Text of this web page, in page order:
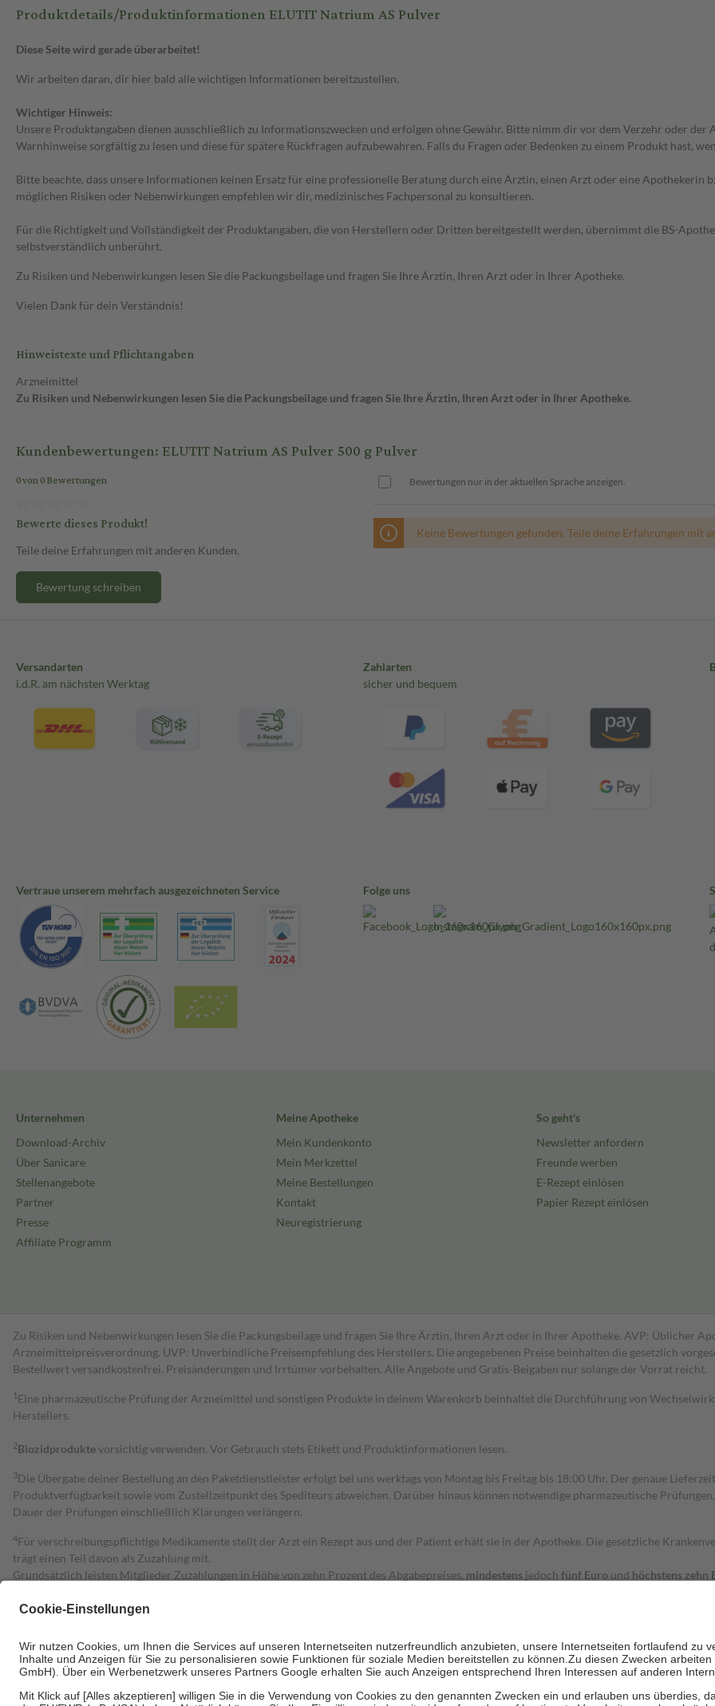
Produktdetails/Produktinformationen ELUTIT Natrium AS Pulver
Diese Seite wird gerade überarbeitet!
Wir arbeiten daran, dir hier bald alle wichtigen Informationen bereitzustellen.
Wichtiger Hinweis:
Unsere Produktangaben dienen ausschließlich zu Informationszwecken und erfolgen ohne Gewähr. Bitte nimm dir vor dem Verzehr oder
Warnhinweise sorgfältig zu lesen und diese für spätere Rückfragen aufzubewahren. Falls du Fragen oder Bedenken zu einem Produkt hast,
Bitte beachte, dass unsere Informationen keinen Ersatz für eine professionelle Beratung durch eine Ärztin, einen Arzt oder eine Apothekerin
möglichen Risiken oder Nebenwirkungen empfehlen wir dir, medizinisches Fachpersonal zu konsultieren.
Für die Richtigkeit und Vollständigkeit der Produktangaben, die von Herstellern oder Dritten bereitgestellt werden, übernimmt die BS-
selbstverständlich unberührt.
Zu Risiken und Nebenwirkungen lesen Sie die Packungsbeilage und fragen Sie Ihre Ärztin, Ihren Arzt oder in Ihrer Apotheke.
Vielen Dank für dein Verständnis!
Hinweistexte und Pflichtangaben
Arzneimittel
Zu Risiken und Nebenwirkungen lesen Sie die Packungsbeilage und fragen Sie Ihre Ärztin, Ihren Arzt oder in Ihrer Apotheke.
Kundenbewertungen: ELUTIT Natrium AS Pulver 500 g Pulver
0 von 0 Bewertungen
Bewerte dieses Produkt!
Teile deine Erfahrungen mit anderen Kunden.
Bewertung schreiben
Bewertungen nur in der aktuellen Sprache anzeigen.
Keine Bewertungen gefunden. Teile deine Erfahrungen mit
Versandarten
i.d.R. am nächsten Werktag
Zahlarten
sicher und bequem
Vertraue unserem mehrfach ausgezeichneten Service Folge uns
Unternehmen
Download-Archiv
Über Sanicare
Stellenangebote
Partner
Presse
Affiliate Programm
Meine Apotheke
Mein Kundenkonto
Mein Merkzettel
Meine Bestellungen
Kontakt
Neuregistrierung
So geht's
Newsletter anfordern
Freunde werben
E-Rezept einlösen
Papier Rezept einlösen
Zu Risiken und Nebenwirkungen lesen Sie die Packungsbeilage und fragen Sie Ihre Ärztin, Ihren Arzt oder in Ihrer Apotheke. AVP: Üblicher
Arzneimittelpreisverordnung. UVP: Unverbindliche Preisempfehlung des Herstellers. Die angegebenen Preise beinhalten die gesetzlich
Bestell­wert versand­kosten­frei. Preisänderungen und Irrtümer vorbehalten. Alle Angebote und Gratis-Beigaben nur solange der Vorrat reicht.
1 Eine pharmazeutische Prüfung der Arzneimittel und sonstigen Produkte in deinem Warenkorb beinhaltet die Durchführung von
Herstellers.
2Biozidproduktevorsichtig verwenden. Vor Gebrauch stets Etikett und Produktinformationen lesen.
3Die Übergabe deiner Bestellung an den Paketdienstleister erfolgt bei uns werktags von Montag bis Freitag bis 18:00 Uhr. Der genaue
Produktverfügbarkeit sowie vom Zustellzeitpunkt des Spediteurs abweichen. Darüber hinaus können notwendige pharmazeutische
Dauer der Prüfungen einschließlich Klärungen verlängern.
4Für verschreibungspflichtige Medikamente stellt der Arzt ein Rezept aus und der Patient erhält sie in der Apotheke. Die gesetzliche
trägt einen Teil davon als Zuzahlung mit.
Grundsätzlich leisten Mitglieder Zuzahlungen in Höhe von zehn Prozent des Abgabepreises, mindestens jedoch fünf Euro und höchstens zehn
Diese Regeln gelten grundsätzlich auch für Online-Apotheken.
Um das Engagement der Versicherten für ihre eigene Gesundheit zu stärken und die besondere Stellung der Familie zu unterstützen, fallen
• Kindern und Jugendlichen bis zum vollendeten 18. Lebensjahr mit Ausnahme der Fahrkosten
• Untersuchungen zur Vorsorge und Früherkennung, die von der GKV getragen werden
• empfohlenen Schutzimpfungen